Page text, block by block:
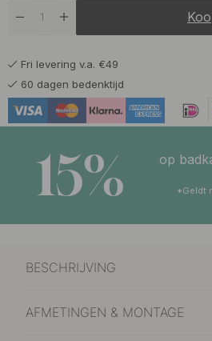
Geborsteld RVS
Gebronsd Messing
Mat Zwart
Fri levering v.a. €49
60 dagen bedenktijd
15%
op
*Geldt
BESCHRIJVING
AFMETINGEN & MONTAGE